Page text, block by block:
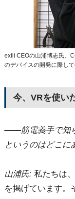
exiii CEOの山浦博志氏、
のデバイスの開発に際して
今、VRを使い
――筋電義手で知
というのはどこに
山浦氏: 私たちは
を掲げています。